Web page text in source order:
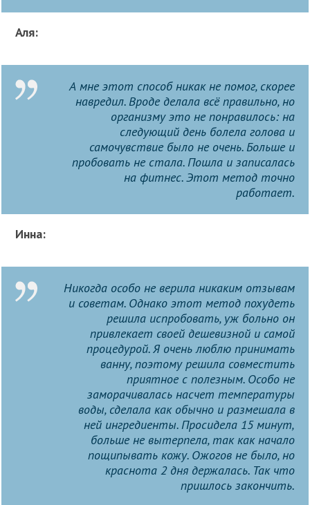
Аля:
А мне этот способ никак не помог, скорее
навредил. Вроде делала всё правильно, но
организму это не понравилось: на
следующий день болела голова и
самочувствие было не очень. Больше и
пробовать не стала. Пошла и записалась
на фитнес. Этот метод точно
работает.
Инна:
Никогда особо не верила никаким отзывам
и советам. Однако этот метод похудеть
решила испробовать, уж больно он
привлекает своей дешевизной и самой
процедурой. Я очень люблю принимать
ванну, поэтому решила совместить
приятное с полезным. Особо не
заморачивалась насчет температуры
воды, сделала как обычно и размешала в
ней ингредиенты. Просидела 15 минут,
больше не вытерпела, так как начало
пощипывать кожу. Ожогов не было, но
краснота 2 дня держалась. Так что
пришлось закончить.